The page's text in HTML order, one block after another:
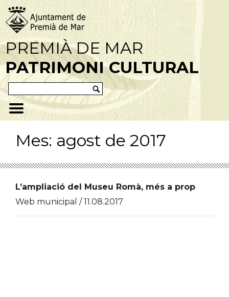
PREMIÀ DE MAR
PATRIMONI CULTURAL
Mes: agost de 2017
L’ampliació del Museu Romà, més a prop
Web municipal / 11.08.2017